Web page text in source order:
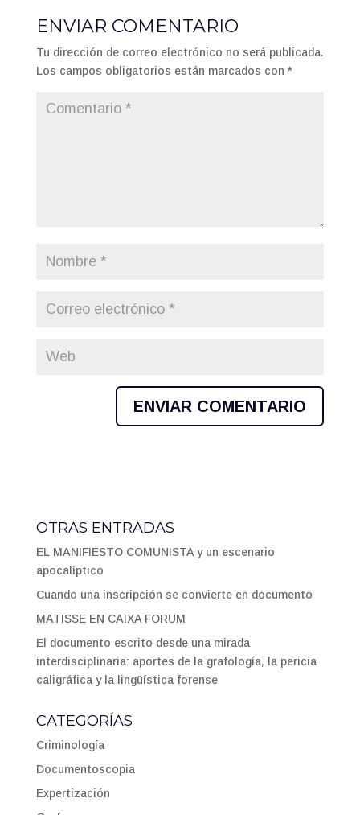
ENVIAR COMENTARIO
Tu dirección de correo electrónico no será publicada.
Los campos obligatorios están marcados con *
OTRAS ENTRADAS
EL MANIFIESTO COMUNISTA y un escenario
apocalíptico
Cuando una inscripción se convierte en documento
MATISSE EN CAIXA FORUM
El documento escrito desde una mirada
interdisciplinaria: aportes de la grafología, la pericia
caligráfica y la lingüística forense
CATEGORÍAS
Criminología
Documentoscopia
Expertización